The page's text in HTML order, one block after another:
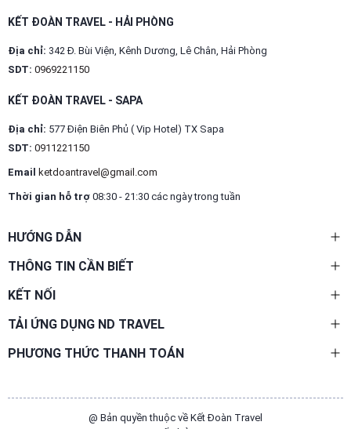
KẾT ĐOÀN TRAVEL - HẢI PHÒNG
Địa chỉ: 342 Đ. Bùi Viện, Kênh Dương, Lê Chân, Hải Phòng
SDT: 0969221150
KẾT ĐOÀN TRAVEL - SAPA
Địa chỉ: 577 Điện Biên Phủ ( Vip Hotel) TX Sapa
SDT: 0911221150
Email ketdoantravel@gmail.com
Thời gian hỗ trợ 08:30 - 21:30 các ngày trong tuần
HƯỚNG DẪN
THÔNG TIN CẦN BIẾT
KẾT NỐI
TẢI ỨNG DỤNG ND TRAVEL
PHƯƠNG THỨC THANH TOÁN
@ Bản quyền thuộc về Kết Đoàn Travel